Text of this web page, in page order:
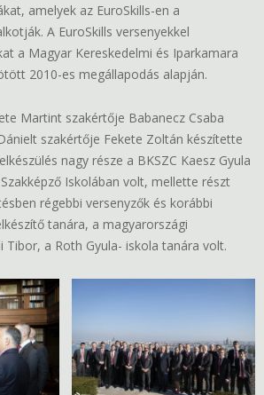
amelyek az EuroSkills-en a
A EuroSkills versenyekkel
a Magyar Kereskedelmi és Iparkamara
2010-es megállapodás alapján.
Martint szakértője Babanecz Csaba
szakértője Fekete Zoltán készítette
nagy része a BKSZC Kaesz Gyula
Iskolában volt, mellette részt
régebbi versenyzők és korábbi
tanára, a magyarországi
Tibor, a Roth Gyula- iskola tanára volt.